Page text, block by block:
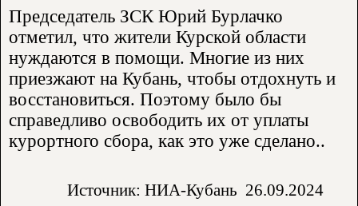
Председатель ЗСК Юрий Бурлачко
отметил, что жители Курской области
нуждаются в помощи. Многие из них
приезжают на Кубань, чтобы отдохнуть и
восстановиться. Поэтому было бы
справедливо освободить их от уплаты
курортного сбора, как это уже сделано..
Источник: НИА-Кубань 26.09.2024